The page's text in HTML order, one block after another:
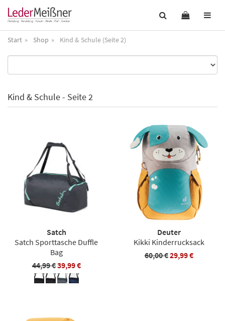
Start Shop Kind & Schule (Seite 2)
Kind & Schule - Seite 2
Satch
Satch Sporttasche Duffle
Bag
44,99 €39,99 €
Deuter
Kikki Kinderrucksack
60,00 €29,99 €